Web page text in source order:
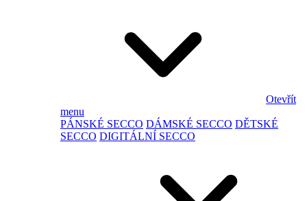
Otevřít
menu
PÁNSKÉ SECCO DÁMSKÉ SECCO DĚTSKÉ
SECCO DIGITÁLNÍ SECCO